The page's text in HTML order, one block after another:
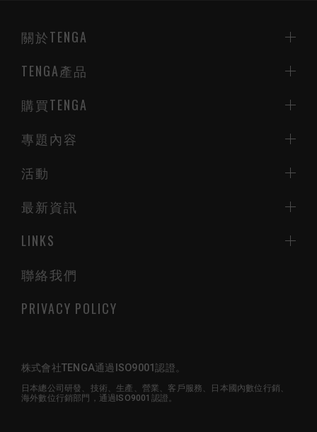
關於TENGA
TENGA產品
購買TENGA
專題內容
最新資訊
聯絡我們
PRIVACY POLICY
活動
LINKS
株式會社TENGA通過ISO9001認證。
日本總公司研發、技術、生產、營業、客戶服務、日本國內數位行銷、
海外數位行銷部門，通過ISO9001認證。